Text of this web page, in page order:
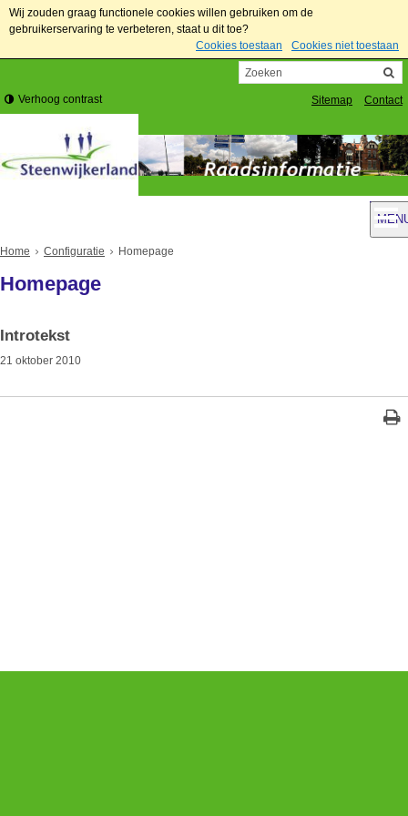
Wij zouden graag functionele cookies willen gebruiken om de
gebruikerservaring te verbeteren, staat u dit toe?
Cookies toestaan
Cookies niet toestaan
Sitemap Contact
Verhoog contrast
Home Configuratie Homepage
Homepage
Introtekst
21 oktober 2010